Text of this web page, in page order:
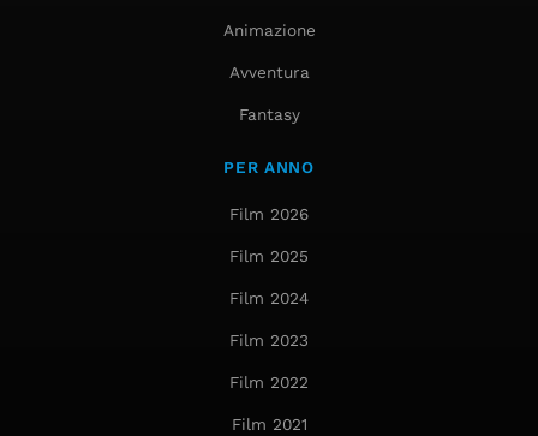
Animazione
Avventura
Fantasy
PER ANNO
Film 2026
Film 2025
Film 2024
Film 2023
Film 2022
Film 2021